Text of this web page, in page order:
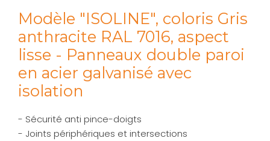
Modèle "ISOLINE", coloris Gris
anthracite RAL 7016, aspect
lisse - Panneaux double paroi
en acier galvanisé avec
isolation
- Sécurité anti pince-doigts
- Joints périphériques et intersections